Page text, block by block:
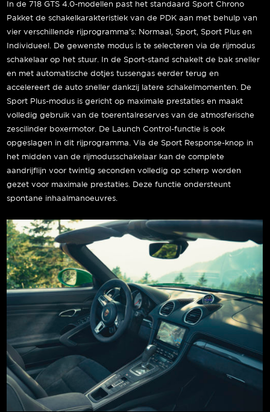
In de 718 GTS 4.0-modellen past het standaard Sport Chrono
Pakket de schakelkarakteristiek van de PDK aan met behulp van
vier verschillende rijprogramma’s: Normaal, Sport, Sport Plus en
Individueel. De gewenste modus is te selecteren via de rijmodus
schakelaar op het stuur. In de Sport-stand schakelt de bak sneller
en met automatische dotjes tussengas eerder terug en
accelereert de auto sneller dankzij latere schakelmomenten. De
Sport Plus-modus is gericht op maximale prestaties en maakt
volledig gebruik van de toerentalreserves van de atmosferische
zescilinder boxermotor. De Launch Control-functie is ook
opgeslagen in dit rijprogramma. Via de Sport Response-knop in
het midden van de rijmodusschakelaar kan de complete
aandrijflijn voor twintig seconden volledig op scherp worden
gezet voor maximale prestaties. Deze functie ondersteunt
spontane inhaalmanoeuvres.